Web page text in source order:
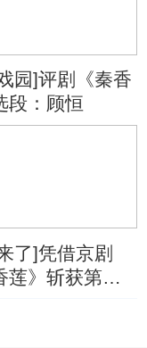
园]评剧《秦香
段：顾恒
了]凭借京剧
莲》斩获第八